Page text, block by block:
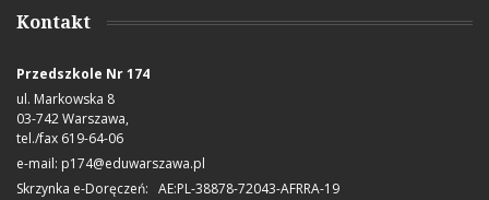
Kontakt
Przedszkole Nr 174
ul. Markowska 8
03-742 Warszawa,
tel./fax 619-64-06
e-mail: p174@eduwarszawa.pl
Skrzynka e-Doręczeń: AE:PL-38878-72043-AFRRA-19